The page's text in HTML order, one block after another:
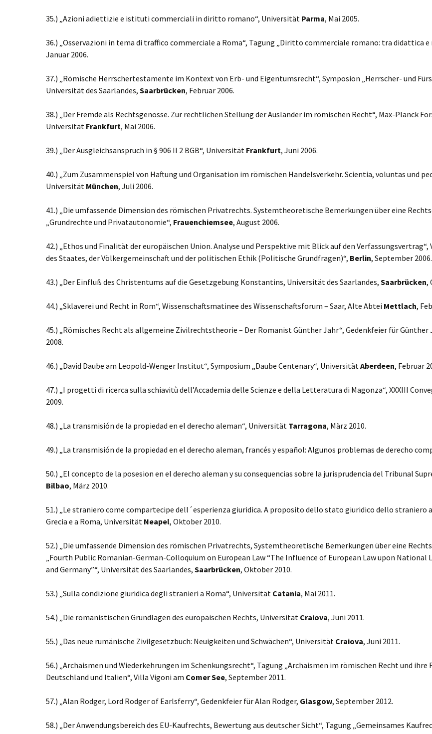
35.) „Azioni adiettizie e istituti commerciali in diritto romano“, Universität Parma, Mai 2005.
36.) „Osservazioni in tema di traffico commerciale a Roma“, Tagung „Diritto commerciale romano: tra didattica
Januar 2006.
37.) „Römische Herrschertestamente im Kontext von Erb- und Eigentumsrecht“, Symposion „Herrscher- und
Universität des Saarlandes, Saarbrücken, Februar 2006.
38.) „Der Fremde als Rechtsgenosse. Zur rechtlichen Stellung der Ausländer im römischen Recht“, Max-Planck
Universität Frankfurt, Mai 2006.
39.) „Der Ausgleichsanspruch in § 906 II 2 BGB“, Universität Frankfurt, Juni 2006.
40.) „Zum Zusammenspiel von Haftung und Organisation im römischen Handelsverkehr. Scientia, voluntas und
Universität München, Juli 2006.
41.) „Die umfassende Dimension des römischen Privatrechts. Systemtheoretische Bemerkungen über eine
„Grundrechte und Privatautonomie“, Frauenchiemsee, August 2006.
42.) „Ethos und Finalität der europäischen Union. Analyse und Perspektive mit Blick auf den
des Staates, der Völkergemeinschaft und der politischen Ethik (Politische Grundfragen)“, Berlin, September 2006.
43.) „Der Einfluß des Christentums auf die Gesetzgebung Konstantins, Universität des Saarlandes, Saarbrücken,
44.) „Sklaverei und Recht in Rom“, Wissenschaftsmatinee des Wissenschaftsforum – Saar, Alte Abtei Mettlach,
45.) „Römisches Recht als allgemeine Zivilrechtstheorie – Der Romanist Günther Jahr“, Gedenkfeier für Günther
2008.
46.) „David Daube am Leopold-Wenger Institut“, Symposium „Daube Centenary“, UniversitätAberdeen, Februar
47.) „I progetti di ricerca sulla schiavitù dell’Accademia delle Scienze e della Letteratura di Magonza“, XXXIII
2009.
48.) „La transmisión de la propiedad en el derecho aleman“, Universität Tarragona, März 2010.
49.) „La transmisión de la propiedad en el derecho aleman, francés y español: Algunos problemas de derecho
50.) „El concepto de la posesion en el derecho aleman y su consequencias sobre la jurisprudencia del Tribunal
Bilbao, März 2010.
51.) „Le straniero come compartecipe dell´esperienza giuridica. A proposito dello stato giuridico dello
Grecia e a Roma, Universität Neapel, Oktober 2010.
52.) „Die umfassende Dimension des römischen Privatrechts, Systemtheoretische Bemerkungen über eine
„Fourth Public Romanian-German-Colloquium on European Law “The Influence of European Law upon National
and Germany”“, Universität des Saarlandes, Saarbrücken, Oktober 2010.
53.) „Sulla condizione giuridica degli stranieri a Roma“, Universität Catania, Mai 2011.
54.) „Die romanistischen Grundlagen des europäischen Rechts, Universität Craiova, Juni 2011.
55.) „Das neue rumänische Zivilgesetzbuch: Neuigkeiten und Schwächen“, Universität Craiova, Juni 2011.
56.) „Archaismen und Wiederkehrungen im Schenkungsrecht“, Tagung „Archaismen im römischen Recht und
Deutschland und Italien“, Villa Vigoni am Comer See, September 2011.
57.) „Alan Rodger, Lord Rodger of Earlsferry“, Gedenkfeier für Alan Rodger, Glasgow, September 2012.
58.) „Der Anwendungsbereich des EU-Kaufrechts, Bewertung aus deutscher Sicht“, Tagung „Gemeinsames